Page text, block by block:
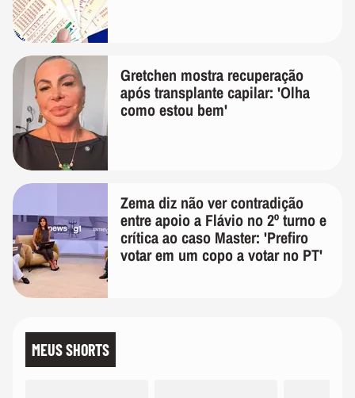
Gretchen mostra recuperação
após transplante capilar: 'Olha
como estou bem'
Zema diz não ver contradição
entre apoio a Flávio no 2º turno e
crítica ao caso Master: 'Prefiro
votar em um copo a votar no PT'
MEUS SHORTS